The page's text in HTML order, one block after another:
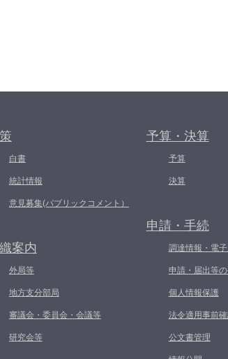
白書
統計情報
意見募集(パブリックコメント）
案内
外局等
地方支分部局
審議会・委員会・会議等
研究会等
予算・決算
予算
決算
申請・手続
調達情報・電
申請・届出等
個人情報保護
法令適用事前
公文書管理